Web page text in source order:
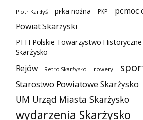
Piotr Kardyś piłka nożna PKP
pomoc
Powiat Skarżyski
PTH Polskie Towarzystwo Historyczne
Skarżysko
Rejów Retro Skarżysko rowery
Starostwo Powiatowe Skarżysko
UM Urząd Miasta Skarżysko
wydarzenia Skarżysko